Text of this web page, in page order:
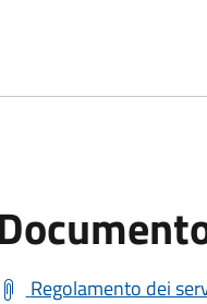
Regolamento dei